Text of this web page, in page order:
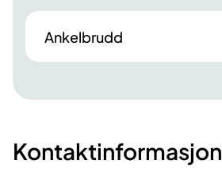
Ankelbrudd
Kontaktinformasjon